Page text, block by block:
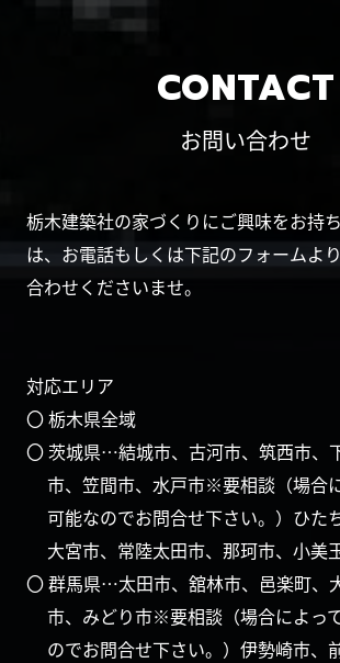
CONTACT
お問い合わせ
栃木建築社の家づくりにご興味をお持
は、お電話もしくは下記のフォームよ
合わせくださいませ。
対応エリア
〇 栃木県全域
〇 茨城県…結城市、古河市、筑西市、
市、笠間市、水戸市※要相談（場合
可能なのでお問合せ下さい。）ひた
大宮市、常陸太田市、那珂市、小美
〇 群馬県…太田市、舘林市、邑楽町、
市、みどり市※要相談（場合によっ
のでお問合せ下さい。）伊勢崎市、